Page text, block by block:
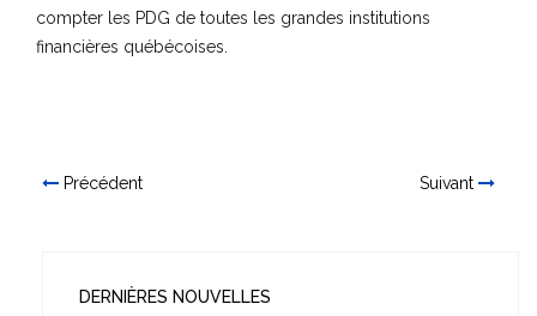
compter les PDG de toutes les grandes institutions
financières québécoises.
Précédent Suivant
DERNIÈRES NOUVELLES